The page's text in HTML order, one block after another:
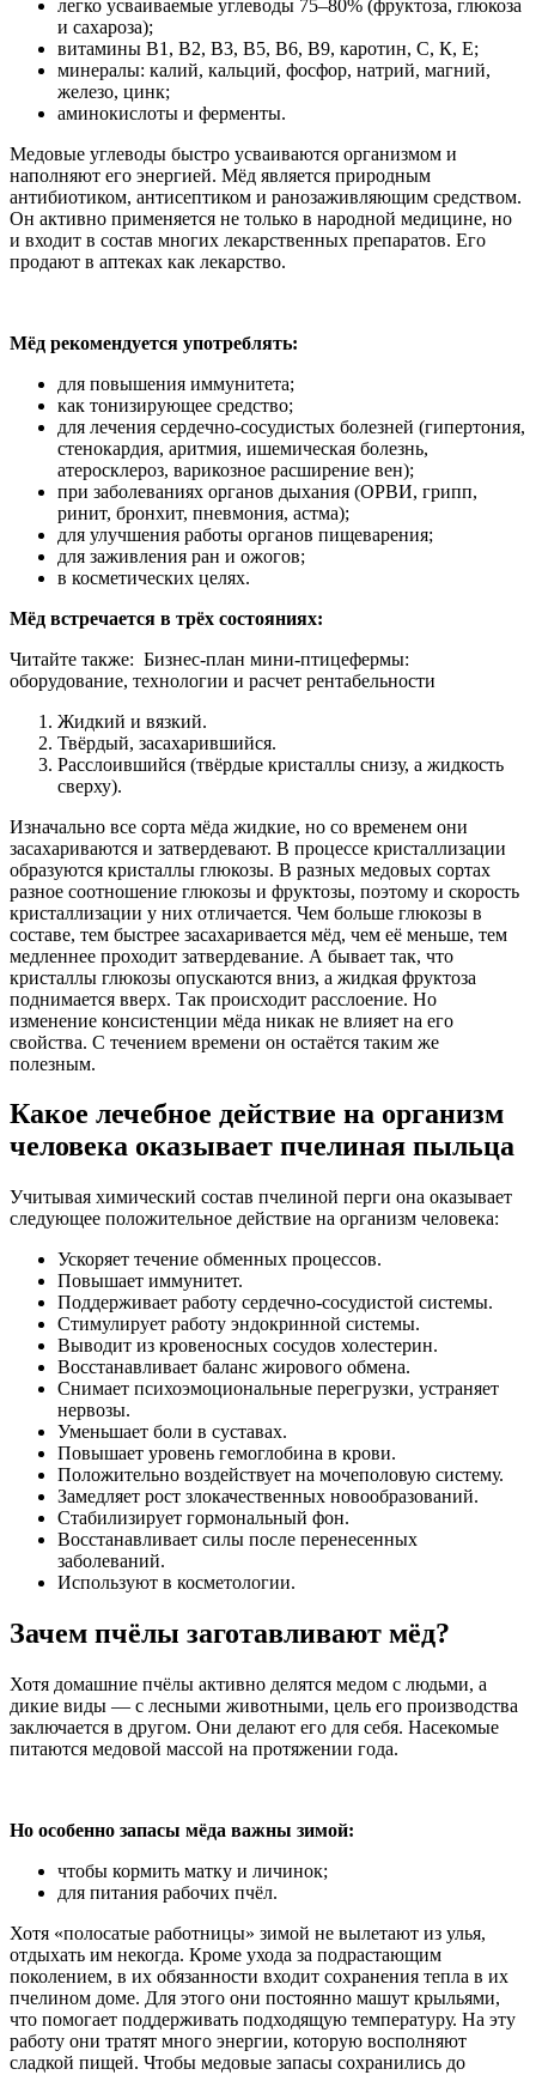
легко усваиваемые углеводы 75–80% (фруктоза, глюкоза
и сахароза);
витамины В1, В2, В3, В5, В6, В9, каротин, С, К, Е;
минералы: калий, кальций, фосфор, натрий, магний,
железо, цинк;
аминокислоты и ферменты.
Медовые углеводы быстро усваиваются организмом и
наполняют его энергией. Мёд является природным
антибиотиком, антисептиком и ранозаживляющим средством.
Он активно применяется не только в народной медицине, но
и входит в состав многих лекарственных препаратов. Его
продают в аптеках как лекарство.
Мёд рекомендуется употреблять:
для повышения иммунитета;
как тонизирующее средство;
для лечения сердечно-сосудистых болезней (гипертония,
стенокардия, аритмия, ишемическая болезнь,
атеросклероз, варикозное расширение вен);
при заболеваниях органов дыхания (ОРВИ, грипп,
ринит, бронхит, пневмония, астма);
для улучшения работы органов пищеварения;
для заживления ран и ожогов;
в косметических целях.
Мёд встречается в трёх состояниях:
Читайте также: Бизнес-план мини-птицефермы:
оборудование, технологии и расчет рентабельности
Жидкий и вязкий.
Твёрдый, засахарившийся.
Расслоившийся (твёрдые кристаллы снизу, а жидкость
сверху).
Изначально все сорта мёда жидкие, но со временем они
засахариваются и затвердевают. В процессе кристаллизации
образуются кристаллы глюкозы. В разных медовых сортах
разное соотношение глюкозы и фруктозы, поэтому и скорость
кристаллизации у них отличается. Чем больше глюкозы в
составе, тем быстрее засахаривается мёд, чем её меньше, тем
медленнее проходит затвердевание. А бывает так, что
кристаллы глюкозы опускаются вниз, а жидкая фруктоза
поднимается вверх. Так происходит расслоение. Но
изменение консистенции мёда никак не влияет на его
свойства. С течением времени он остаётся таким же
полезным.
Какое лечебное действие на организм
человека оказывает пчелиная пыльца
Учитывая химический состав пчелиной перги она оказывает
следующее положительное действие на организм человека:
Ускоряет течение обменных процессов.
Повышает иммунитет.
Поддерживает работу сердечно-сосудистой системы.
Стимулирует работу эндокринной системы.
Выводит из кровеносных сосудов холестерин.
Восстанавливает баланс жирового обмена.
Снимает психоэмоциональные перегрузки, устраняет
нервозы.
Уменьшает боли в суставах.
Повышает уровень гемоглобина в крови.
Положительно воздействует на мочеполовую систему.
Замедляет рост злокачественных новообразований.
Стабилизирует гормональный фон.
Восстанавливает силы после перенесенных
заболеваний.
Используют в косметологии.
Зачем пчёлы заготавливают мёд?
Хотя домашние пчёлы активно делятся медом с людьми, а
дикие виды — с лесными животными, цель его производства
заключается в другом. Они делают его для себя. Насекомые
питаются медовой массой на протяжении года.
Но особенно запасы мёда важны зимой:
чтобы кормить матку и личинок;
для питания рабочих пчёл.
Хотя «полосатые работницы» зимой не вылетают из улья,
отдыхать им некогда. Кроме ухода за подрастающим
поколением, в их обязанности входит сохранения тепла в их
пчелином доме. Для этого они постоянно машут крыльями,
что помогает поддерживать подходящую температуру. На эту
работу они тратят много энергии, которую восполняют
сладкой пищей. Чтобы медовые запасы сохранились до